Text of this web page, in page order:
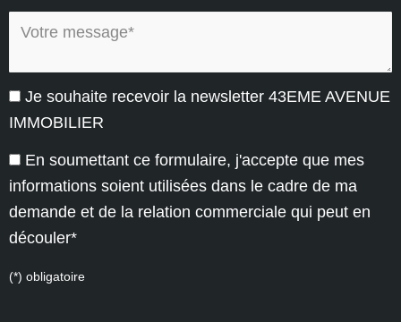
Votre message* :
Je souhaite recevoir la newsletter 43EME AVENUE
IMMOBILIER
En soumettant ce formulaire, j'accepte que mes
informations soient utilisées dans le cadre de ma
demande et de la relation commerciale qui peut en
découler*
(*) obligatoire